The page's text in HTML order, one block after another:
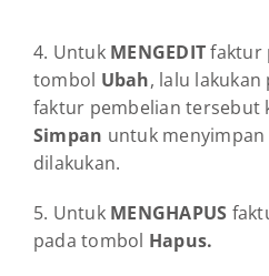
4. Untuk MENGEDITfaktur
tombol Ubah, lalu
faktur pembelian tersebut
Simpan untuk
dilakukan.
5. Untuk MENGHAPUS
pada tombol Hapus.